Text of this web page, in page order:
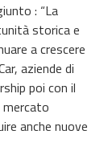
: “La
storica e
a crescere
aziende di
poi con il
anche nuove